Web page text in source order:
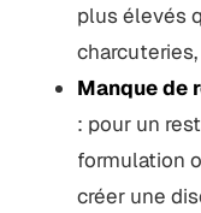
plus élevés
Manque de
: pour un
formulation
créer une